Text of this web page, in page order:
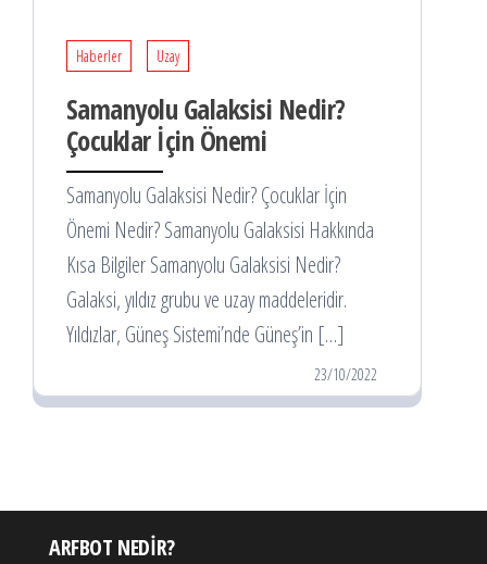
Haberler Uzay
Samanyolu Galaksisi Nedir?
Çocuklar İçin Önemi
Samanyolu Galaksisi Nedir? Çocuklar İçin
Önemi Nedir? Samanyolu Galaksisi Hakkında
Kısa Bilgiler Samanyolu Galaksisi Nedir?
Galaksi, yıldız grubu ve uzay maddeleridir.
Yıldızlar, Güneş Sistemi’nde Güneş’in […]
23/10/2022
ARFBOT NEDIR?